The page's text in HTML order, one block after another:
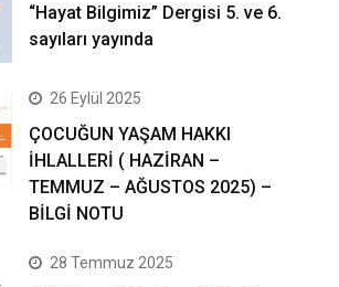
“Hayat Bilgimiz” Dergisi 5. ve 6.
sayıları yayında
26 Eylül 2025
ÇOCUĞUN YAŞAM HAKKI
İHLALLERİ ( HAZİRAN –
TEMMUZ – AĞUSTOS 2025) –
BİLGİ NOTU
28 Temmuz 2025